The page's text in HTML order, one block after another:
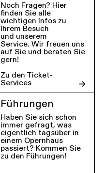
Noch Fragen? Hier
finden Sie alle
wichtigen Infos zu
Ihrem Besuch
und unserem
Service. Wir freuen uns
auf Sie und beraten Sie
gern!
Zu den Ticket-
Services
Führungen
Haben Sie sich schon
immer gefragt, was
eigentlich tagsüber in
einem Opernhaus
passiert? Kommen Sie
zu den Führungen!